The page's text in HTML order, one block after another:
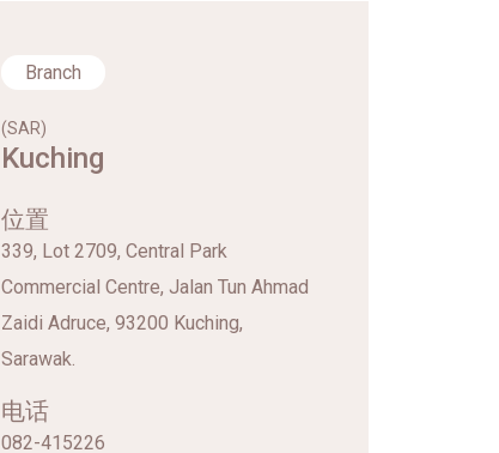
Branch
(SAR)
Kuching
位置
339, Lot 2709, Central Park
Commercial Centre, Jalan Tun Ahmad
Zaidi Adruce, 93200 Kuching,
Sarawak.
电话
082-415226